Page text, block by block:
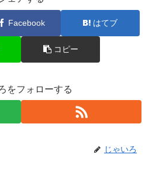
Facebook はてブ
コピー
をフォローする
じゃいろ